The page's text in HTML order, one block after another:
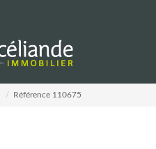
Référence 110675